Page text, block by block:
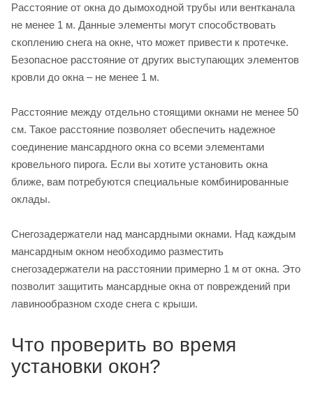
Расстояние от окна до дымоходной трубы или вентканала
не менее 1 м. Данные элементы могут способствовать
скоплению снега на окне, что может привести к протечке.
Безопасное расстояние от других выступающих элементов
кровли до окна – не менее 1 м.
Расстояние между отдельно стоящими окнами не менее 50
см. Такое расстояние позволяет обеспечить надежное
соединение мансардного окна со всеми элементами
кровельного пирога. Если вы хотите установить окна
ближе, вам потребуются специальные комбинированные
оклады.
Снегозадержатели над мансардными окнами. Над каждым
мансардным окном необходимо разместить
снегозадержатели на расстоянии примерно 1 м от окна. Это
позволит защитить мансардные окна от повреждений при
лавинообразном сходе снега с крыши.
Что проверить во время
установки окон?